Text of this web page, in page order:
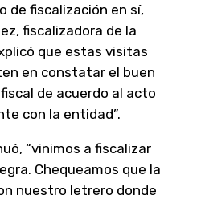
de fiscalización en sí,
fiscalizadora de la
que estas visitas
en constatar el buen
de acuerdo al acto
con la entidad”.
“vinimos a fiscalizar
Chequeamos que la
nuestro letrero donde